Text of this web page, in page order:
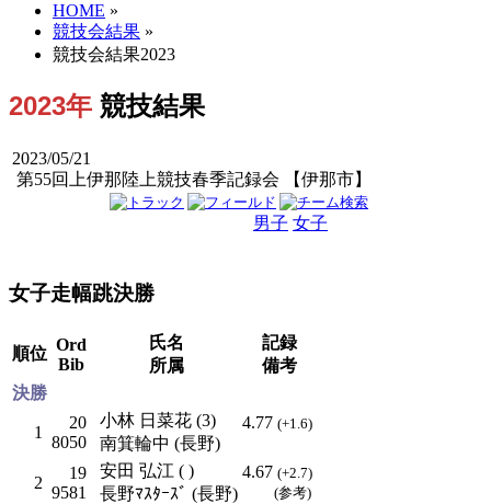
HOME »
競技会結果 »
競技会結果2023
2023年 競技結果
2023/05/21
第55回上伊那陸上競技春季記録会 【伊那市】
男子 女子
女子走幅跳決勝
順位 Ord
Bib
氏名
所属
記録
備考
決勝
1
20
8050
小林 日菜花 (3)
南箕輪中 (長野)
4.77 (+1.6)
2
19
9581
安田 弘江 ( )
長野ﾏｽﾀｰｽﾞ (長野)
4.67 (+2.7)
(参考)